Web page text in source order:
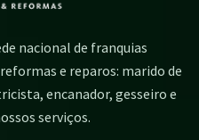
nacional de franquias
e reparos: marido de
encanador, gesseiro e
serviços.